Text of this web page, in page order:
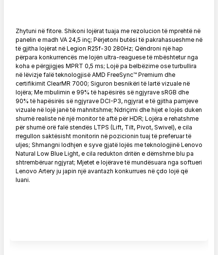
Zhytuni në fitore. Shikoni lojërat tuaja me rezolucion të mprehtë në
panelin e madh VA 24,5 inç; Përjetoni butësi të pakrahasueshme në
të gjitha lojërat në Legion R25f-30 280Hz; Qëndroni një hap
përpara konkurrencës me lojën ultra-reaguese të mbështetur nga
koha e përgjigjes MPRT 0,5 ms; Lojë pa belbëzime ose turbullira
në lëvizje falë teknologjisë AMD FreeSync™ Premium dhe
certifikimit ClearMR 7000; Siguron besnikëri të lartë vizuale në
lojëra; Me mbulimin e 99% të hapësirës së ngjyrave sRGB dhe
90% të hapësirës së ngjyrave DCI-P3, ngjyrat e të gjitha pamjeve
vizuale në lojë janë të mahnitshme; Ndriçimi dhe hijet e lojës duken
shumë realiste në një monitor të aftë për HDR; Lojëra e rehatshme
për shumë orë falë stendës LTPS (Lift, Tilt, Pivot, Swivel), e cila
rregullon saktësisht monitorin në pozicionin tuaj të preferuar të
uljes; Shmangni lodhjen e syve gjatë lojës me teknologjinë Lenovo
Natural Low Blue Light, e cila redukton dritën e dëmshme blu pa
shtrembëruar ngjyrat; Mjetet e lojërave të mundësuara nga softueri
Lenovo Artery ju japin një avantazh konkurrues në çdo lojë që
luani.